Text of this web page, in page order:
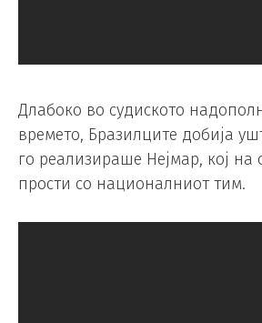
Длабоко во судиското
времето, Бразилците добија
го реализираше Нејмар, кој на
прости со националниот тим.